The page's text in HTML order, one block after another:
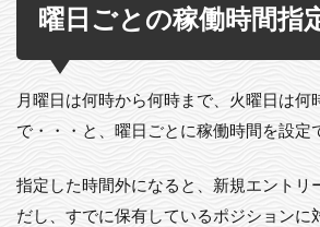
曜日ごとの稼働時間指
月曜日は何時から何時まで、火曜日は何
で・・・と、曜日ごとに稼働時間を設定
指定した時間外になると、新規エントリ
だし、すでに保有しているポジションに